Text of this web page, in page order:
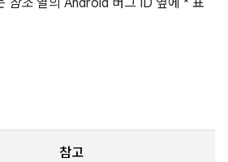
참조열의 Android 버그 ID 옆에 * 표
참고